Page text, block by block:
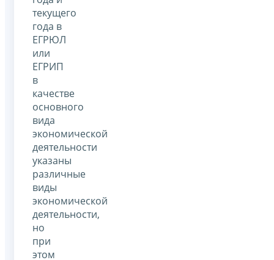
текущего
года в
ЕГРЮЛ
или
ЕГРИП
в
качестве
основного
вида
экономической
деятельности
указаны
различные
виды
экономической
деятельности,
но
при
этом